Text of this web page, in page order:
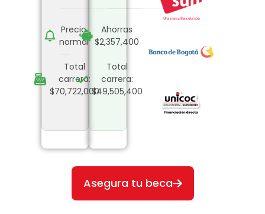
Precio
normal
Total
carrera:
$70,722,000
Ahorras
$2,357,400
Total
carrera:
$49,505,400
Asegura tu beca